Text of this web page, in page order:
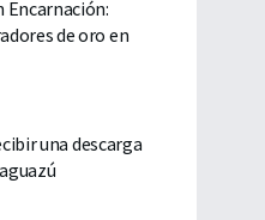
Encarnación:
de oro en
una descarga